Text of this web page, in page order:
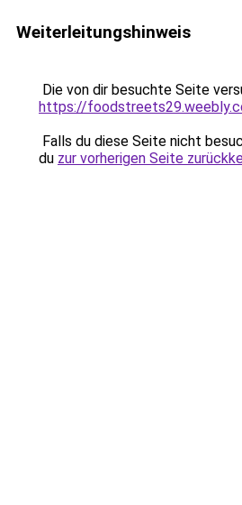
Weiterleitungshinweis
Die von dir besuchte Seite
https://
Falls du diese Seite nicht
du zur vorherigen Seite